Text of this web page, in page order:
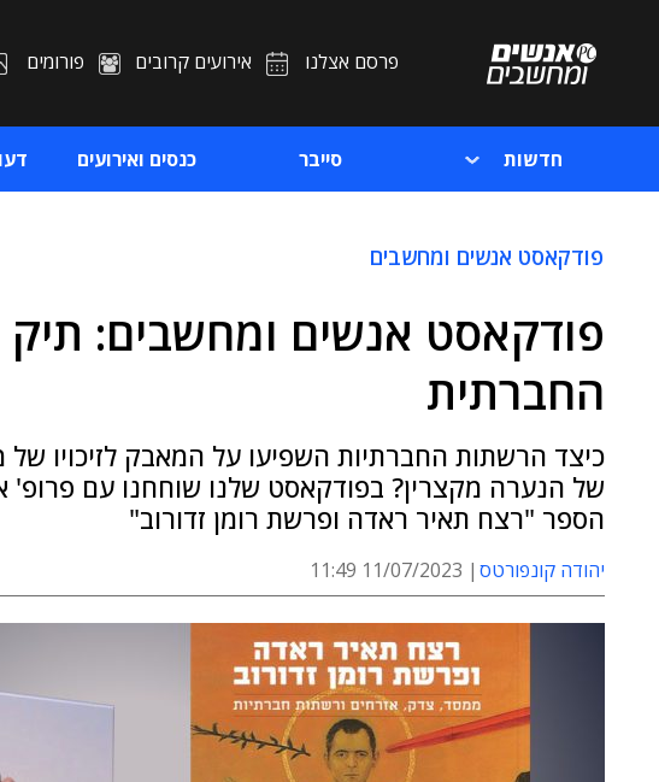
פרסם אצלנו אירועים קרובים פורומים
חדשות סייבר כנסים ואירועים
פודקאסט אנשים ומחשבים
פודקאסט אנשים ומחשבים: תיק
החברתית
כיצד הרשתות החברתיות השפיעו על המאבק לזיכויו
של הנערה מקצרין? בפודקאסט שלנו שוחחנו עם פרופ'
הספר "רצח תאיר ראדה ופרשת רומן זדורוב"
יהודה קונפורטס 11/07/2023 11:49